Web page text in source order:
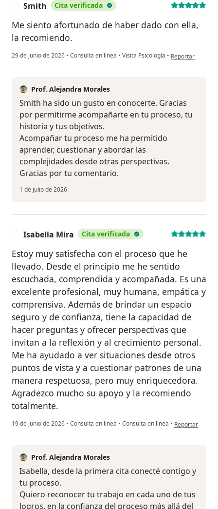
Smith Cita verificada
Me siento afortunado de haber dado con ella,
la recomiendo.
29 de junio de 2026 • Consulta en linea • Visita Psicología • en opinión del
Reportar
Prof. Alejandra Morales
Smith ha sido un gusto en conocerte. Gracias
por permitirme acompañarte en tu proceso, tu
historia y tus objetivos.
Acompañar tu proceso me ha permitido
aprender, cuestionar y abordar las
complejidades desde otras perspectivas.
Gracias por tu comentario.
1 de julio de 2026
Isabella Mira Cita verificada
Estoy muy satisfecha con el proceso que he
llevado. Desde el principio me he sentido
escuchada, comprendida y acompañada. Es una
excelente profesional, muy humana, empática y
comprensiva. Además de brindar un espacio
seguro y de confianza, tiene la capacidad de
hacer preguntas y ofrecer perspectivas que
invitan a la reflexión y al crecimiento personal.
Me ha ayudado a ver situaciones desde otros
puntos de vista y a cuestionar patrones de una
manera respetuosa, pero muy enriquecedora.
Agradezco mucho su apoyo y la recomiendo
totalmente.
19 de junio de 2026 • Consulta en linea • Consulta en línea • en opinión del
Reportar
Prof. Alejandra Morales
Isabella, desde la primera cita conecté contigo y
tu proceso.
Quiero reconocer tu trabajo en cada uno de tus
logros, en la confianza del proceso más allá del